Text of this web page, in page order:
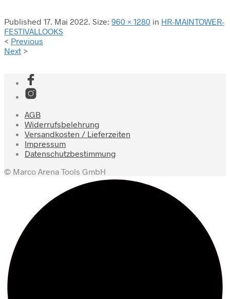
Published 17. Mai 2022. Size: 960 × 1280 in HR-MAINTOWER-
FESTIVALLOOKS
< Previous
Next >
AGB
Widerrufsbelehrung
Versandkosten / Lieferzeiten
Impressum
Datenschutzbestimmung
© Marco Arena Tools GmbH